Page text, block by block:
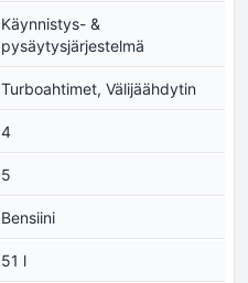
Käynnistys- &
pysäytysjärjestelmä
Turboahtimet, Välijäähdytin
4
5
Bensiini
51 l